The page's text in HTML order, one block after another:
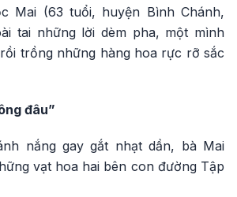
Mai (63 tuổi, huyện Bình Chánh,
tai những lời dèm pha, một mình
trồng những hàng hoa rực rỡ sắc
đâu”
nắng gay gắt nhạt dần, bà Mai
vạt hoa hai bên con đường Tập